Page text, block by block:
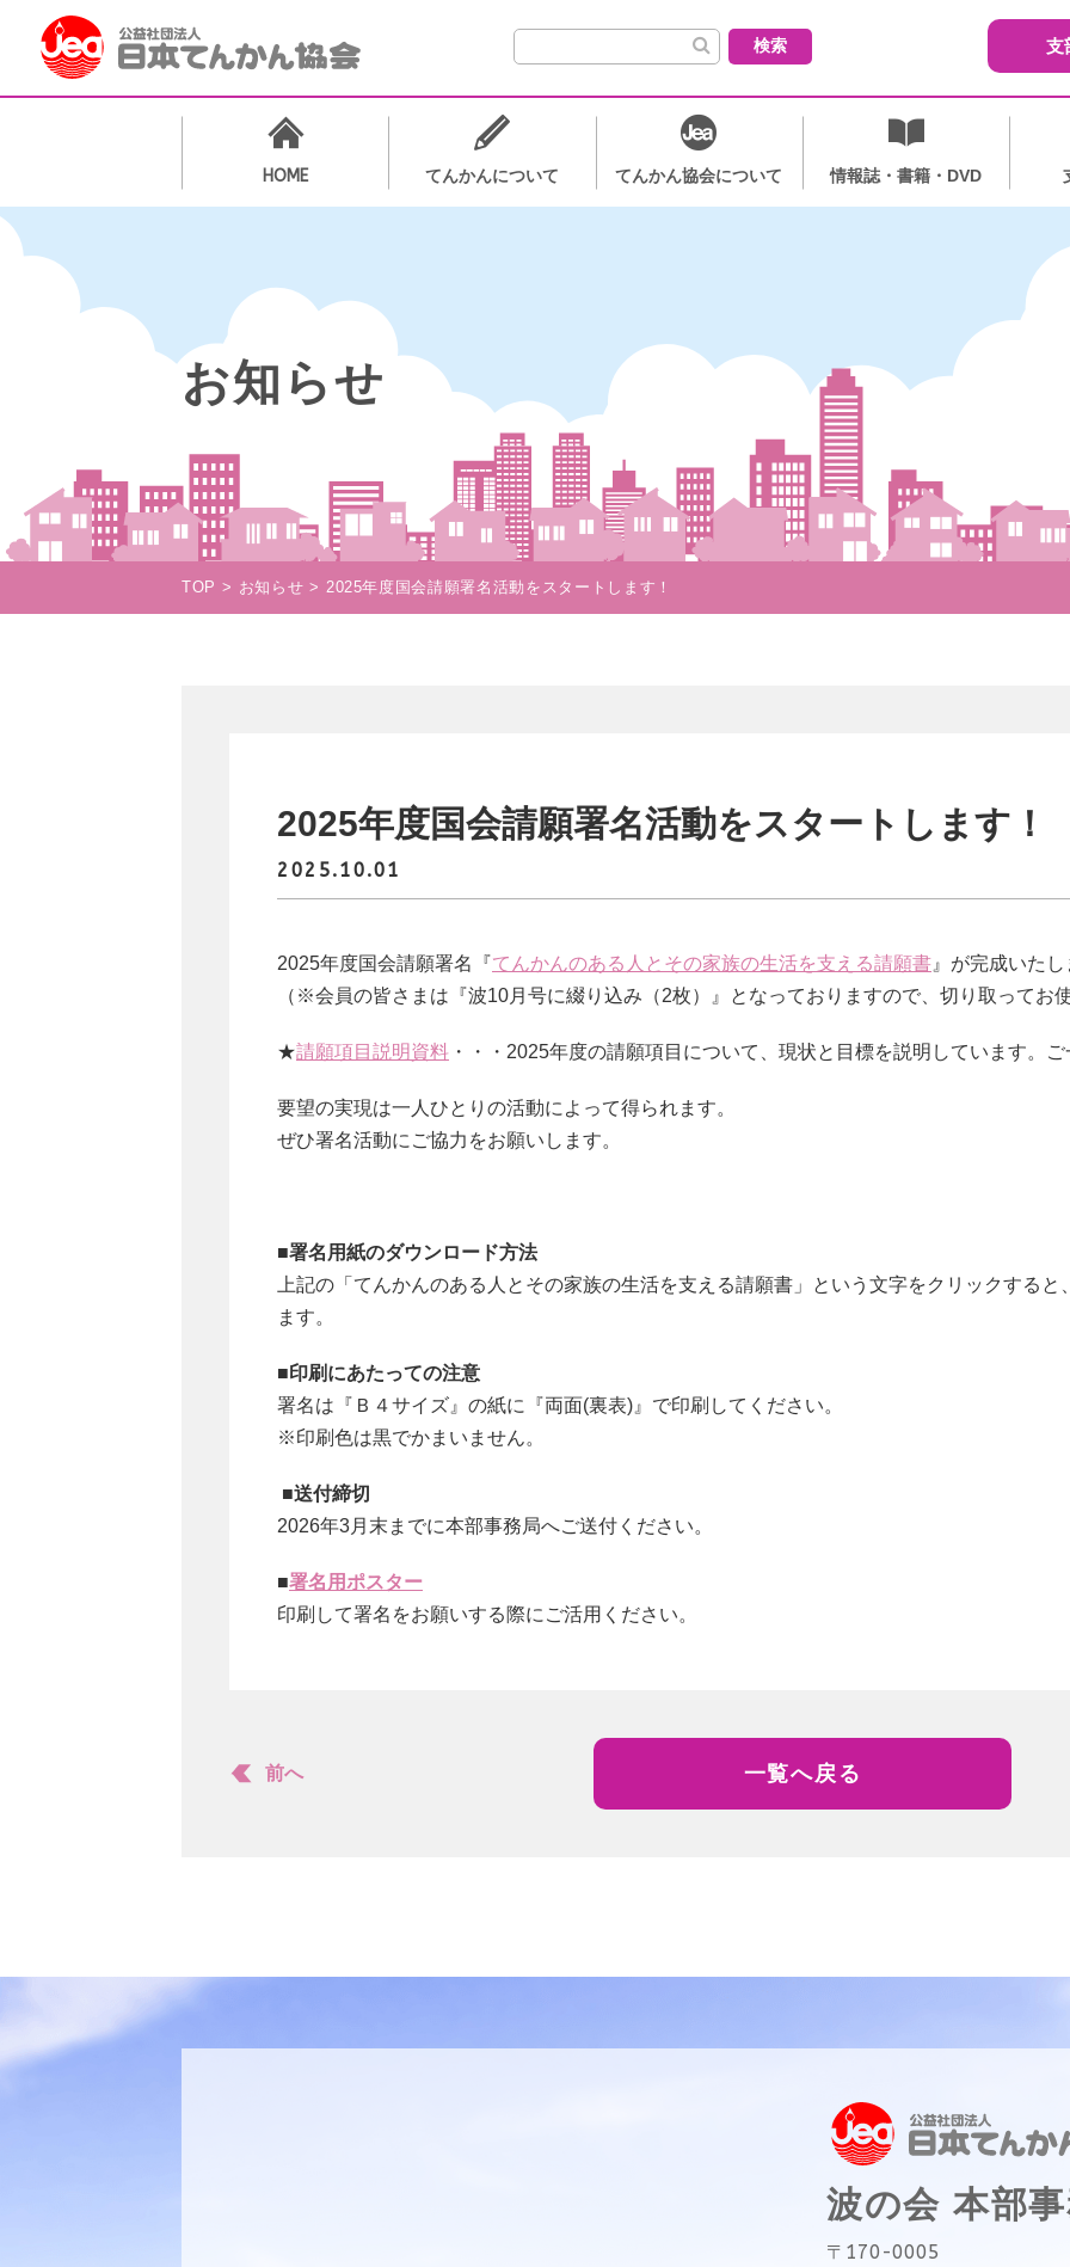
検索: 支
HOME てんかんについて てんかん協会について 情報誌・書籍・DVD
お知らせ
TOP お知らせ 2025年度国会請願署名活動をスタートします！
2025年度国会請願署名活動をスタートします！
2025.10.01
2025年度国会請願署名『てんかんのある人とその家族の生活を支える請願書 』が完成いた
（※会員の皆さまは『波10月号に綴り込み（2枚）』となっておりますので、切り取ってお
★請願項目説明資料 ・・・2025年度の請願項目について、現状と目標を説明しています。
要望の実現は一人ひとりの活動によって得られます。
ぜひ署名活動にご協力をお願いします。
■署名用紙のダウンロード方法
上記の「てんかんのある人とその家族の生活を支える請願書」という文字をクリックする
ます。
■印刷にあたっての注意
署名は『Ｂ４サイズ』の紙に『両面(裏表)』で印刷してください。
※印刷色は黒でかまいません。
■送付締切
2026年3月末までに本部事務局へご送付ください。
■署名用ポスター
印刷して署名をお願いする際にご活用ください。
前へ 一覧へ戻る
波の会 本部
〒170-0005